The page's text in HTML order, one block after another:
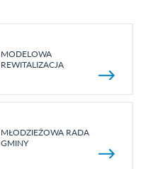
MODELOWA
REWITALIZACJA
MŁODZIEŻOWA RADA
GMINY